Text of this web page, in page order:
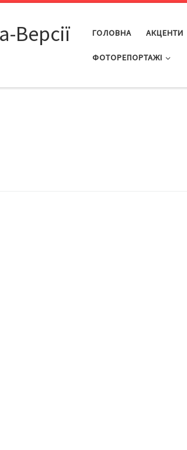
Версії ГОЛОВНА АКЦЕНТИ
ФОТОРЕПОРТАЖІ